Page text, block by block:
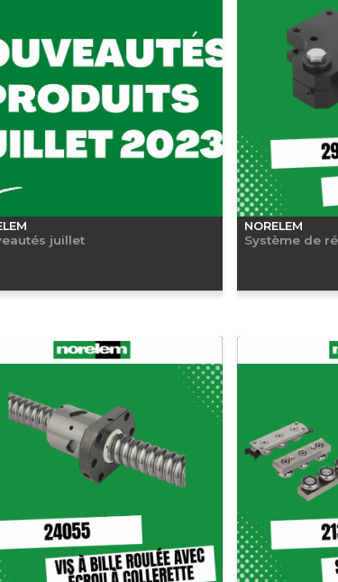
juillet
NORELEM
Système de